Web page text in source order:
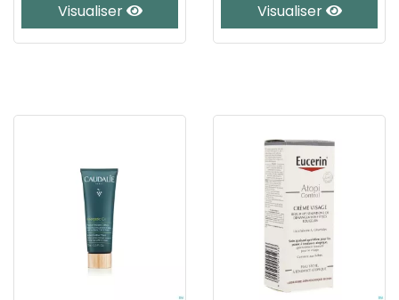
Visualiser Visualiser